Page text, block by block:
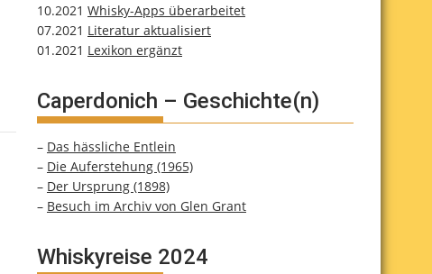
10.2021 Whisky-Apps überarbeitet
07.2021 Literatur aktualisiert
01.2021 Lexikon ergänzt
Caperdonich – Geschichte(n)
– Das hässliche Entlein
– Die Auferstehung (1965)
– Der Ursprung (1898)
– Besuch im Archiv von Glen Grant
Whiskyreise 2024